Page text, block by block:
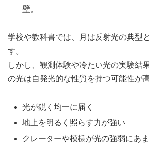
壁。
学校や教科書では、月は反射光の典型
す。
しかし、観測体験や冷たい光の実験結
の光は自発光的な性質を持つ可能性が
光が鋭く均一に届く
地上を明るく照らす力が強い
クレーターや模様が光の強弱にあ